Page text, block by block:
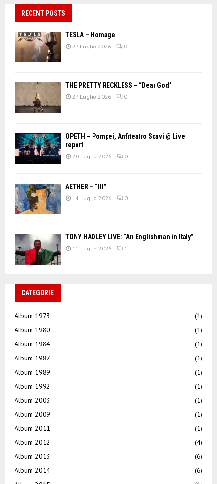
RECENT POSTS
TESLA – Homage
27 Luglio 2026 0
THE PRETTY RECKLESS – “Dear God”
27 Luglio 2026 0
OPETH – Pompei, Anfiteatro Scavi @ Live
report
20 Luglio 2026 0
AETHER – “III”
14 Luglio 2026 0
TONY HADLEY LIVE: “An Englishman in Italy”
11 Luglio 2026 1
CATEGORIE
Album 1973
(1)
Album 1980
(1)
Album 1984
(1)
Album 1987
(1)
Album 1989
(1)
Album 1992
(1)
Album 2003
(1)
Album 2009
(1)
Album 2011
(1)
Album 2012
(4)
Album 2013
(6)
Album 2014
(6)